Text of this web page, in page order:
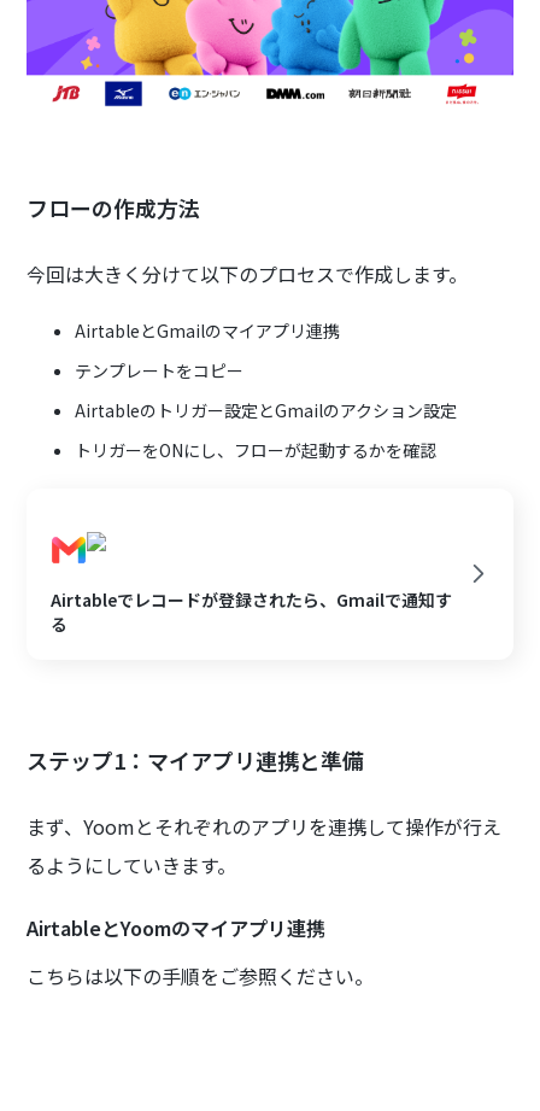
フローの作成方法
今回は大きく分けて以下のプロセスで作成します。
AirtableとGmailのマイアプリ連携
テンプレートをコピー
Airtableのトリガー設定とGmailのアクション設定
トリガーをONにし、フローが起動するかを確認
Airtableでレコードが登録されたら、Gmailで通知す
る
ステップ1：マイアプリ連携と準備
まず、Yoomとそれぞれのアプリを連携して操作が行え
るようにしていきます。
AirtableとYoomのマイアプリ連携
こちらは以下の手順をご参照ください。